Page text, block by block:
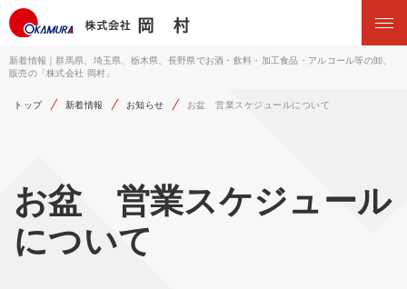
新着情報｜群馬県、埼玉県、栃木県、長野県でお酒・飲料・加工食品・アルコール等の卸、
販売の「株式会社 岡村」
トップ 新着情報 お知らせ お盆 営業スケジュールについて
お盆 営業スケジュール
について